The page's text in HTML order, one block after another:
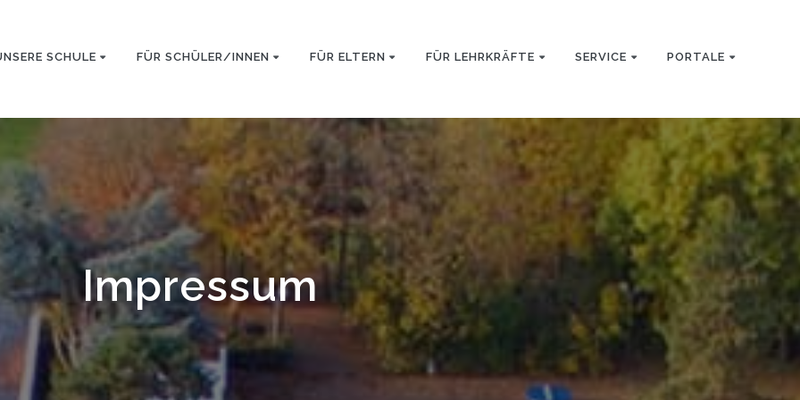
SCHULE FÜR SCHÜLER/INNEN FÜR ELTERN FÜR LEHRKRÄFTE SERVICE PORTALE
Impressum